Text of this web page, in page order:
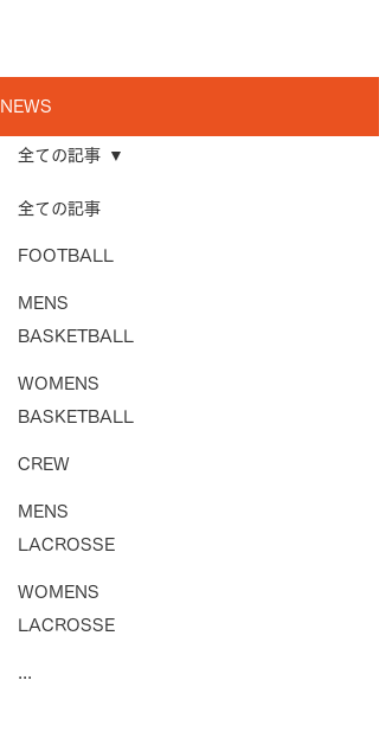
NEWS
全ての記事
FOOTBALL
MENS
BASKETBALL
WOMENS
BASKETBALL
CREW
MENS
LACROSSE
WOMENS
LACROSSE
...
全ての記事